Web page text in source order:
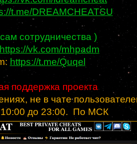
t.me/DREAMCHEATSU
сотрудничества )
https://vk.com/mhpadm
https://t.me/Quqel
поддержка проекта
не в чате
10:00 до 23:00. По МСК